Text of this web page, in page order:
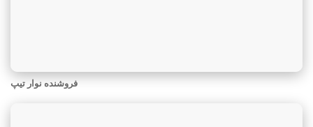
فروشنده نوار تیپ